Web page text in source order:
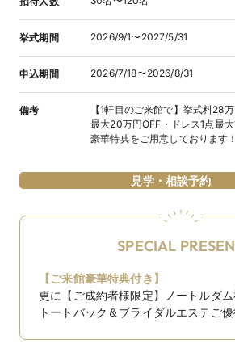
挙式期間 2026/9/1〜2027/5/31
申込期間 2026/7/18〜2026/8/31
備考
【1軒目のご来館で】挙式料28
最大20万円OFF・ドレス1点最
豪華特典をご用意しております！
見学・相談予約
SPECIAL
【ご来館豪華特典付き】
更に【ご成約者様限定】ノートルダ
トートバック＆ブライダルエステご